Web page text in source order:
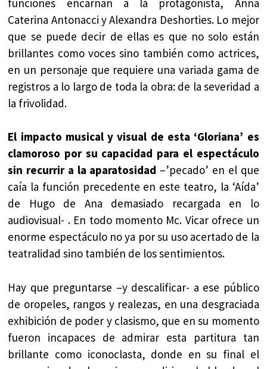
funciones encarnan a la protagonista, Anna
Caterina Antonacci y Alexandra Deshorties. Lo mejor
que se puede decir de ellas es que no solo están
brillantes como voces sino también como actrices,
en un personaje que requiere una variada gama de
registros a lo largo de toda la obra: de la severidad a
la frivolidad.
El impacto musical y visual de esta ‘Gloriana’ es
clamoroso por su capacidad para el espectáculo
sin recurrir a la aparatosidad –’pecado’ en el que
caía la función precedente en este teatro, la ‘Aída’
de Hugo de Ana demasiado recargada en lo
audiovisual- . En todo momento Mc. Vicar ofrece un
enorme espectáculo no ya por su uso acertado de la
teatralidad sino también de los sentimientos.
Hay que preguntarse –y descalificar- a ese público
de oropeles, rangos y realezas, en una desgraciada
exhibición de poder y clasismo, que en su momento
fueron incapaces de admirar esta partitura tan
brillante como iconoclasta, donde en su final el